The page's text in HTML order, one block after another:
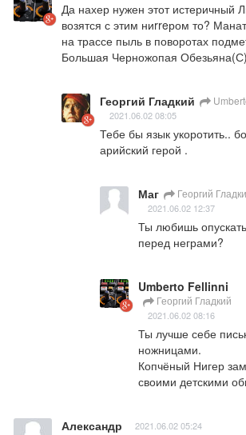
Да нахер нужен этот истеричный
возятся с этим ниrreром то?
на трассе пыль в поворотах
Большая Черножопая
Георгий Гладкий
2021.06.02 08:05
Тебе бы язык укоротить..
арийский герой .
Маг Георгий
2021.06.02 12:37
Ты любишь
перед неграми?
Umberto Fellinni
Георгий Гладкий
2021.06.02 08:16
Ты лучше себе
ножницами.
Копчёный Нигер
своими детскими
Александр 2021.06.02 05:24